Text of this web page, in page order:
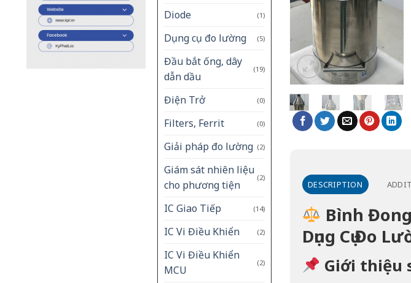
Diode (1)
Dụng cụ đo lường (5)
Đầu bắt ống, dây
dẫn dầu
(19)
Điện Trở (0)
Filters, Ferrit (0)
Giải pháp đo lường (2)
Giám sát nhiên liệu
cho phương tiện
(2)
IC Giao Tiếp (14)
IC Vi Điều Khiển (2)
IC Vi Điều Khiển
MCU
(2)
DESCRIPTION
Bình
Dụng Cụ Đo
Giới thiệu